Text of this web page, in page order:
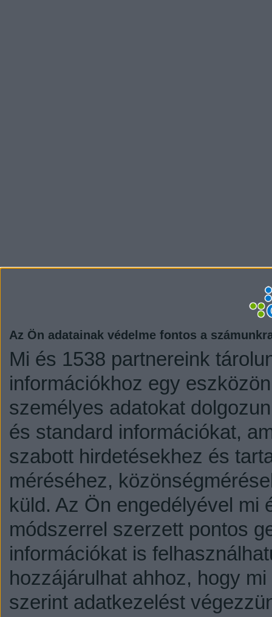
Az Ön adatainak védelme fontos a
Mi és 1538 partnereink
információkhoz egy
személyes adatokat
és standard információkat,
szabott hirdetésekhez és
méréséhez,
küld. Az Ön engedélyével mi
módszerrel szerzett pontos
információkat is
hozzájárulhat ahhoz, hogy
szerint adatkezelést